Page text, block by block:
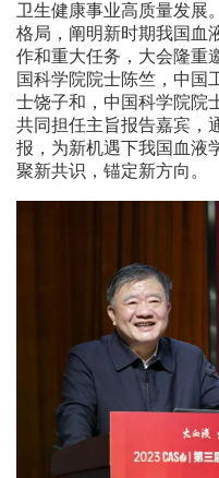
卫生健康事业高质量发展
格局，阐明新时期我国血
作和重大任务，大会隆重
国科学院院士陈竺，中国
士饶子和，中国科学院院
共同担任主旨报告嘉宾，
报，为新机遇下我国血液
聚新共识，锚定新方向。